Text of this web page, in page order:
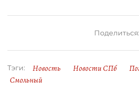
Поделиться:
Тэги: Новость Новости СПб
Смольный